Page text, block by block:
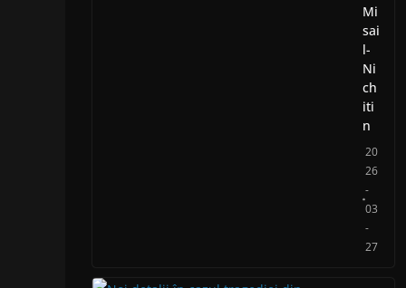
Mi
sai
l-
Ni
ch
iti
n
20
26
-
03
-
27